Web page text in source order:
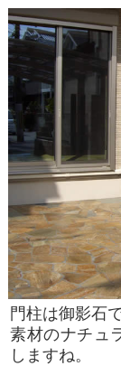
門柱は御影石
素材のナチュ
しますね。